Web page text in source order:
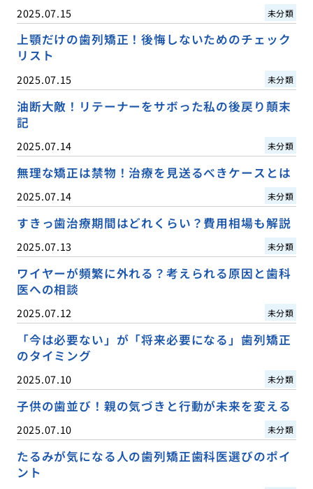
2025.07.15 未分類
上顎だけの歯列矯正！後悔しないためのチェック
リスト
2025.07.15 未分類
油断大敵！リテーナーをサボった私の後戻り顛末
記
2025.07.14 未分類
無理な矯正は禁物！治療を見送るべきケースとは
2025.07.14 未分類
すきっ歯治療期間はどれくらい？費用相場も解説
2025.07.13 未分類
ワイヤーが頻繁に外れる？考えられる原因と歯科
医への相談
2025.07.12 未分類
「今は必要ない」が「将来必要になる」歯列矯正
のタイミング
2025.07.10 未分類
子供の歯並び！親の気づきと行動が未来を変える
2025.07.10 未分類
たるみが気になる人の歯列矯正歯科医選びのポイ
ント